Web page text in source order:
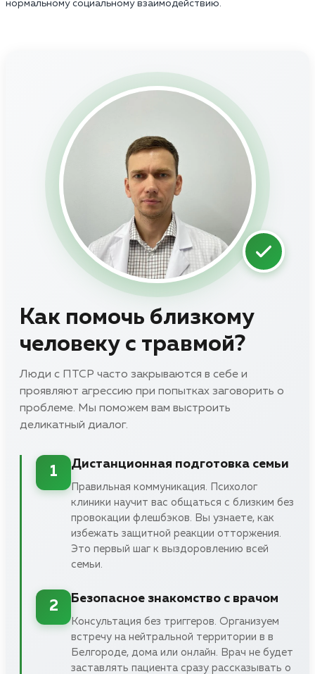
нормальному социальному взаимодействию.
Как помочь близкому
человеку с травмой?
Люди с ПТСР часто закрываются в себе и
проявляют агрессию при попытках заговорить о
проблеме. Мы поможем вам выстроить
деликатный диалог.
1
Дистанционная подготовка семьи
Правильная коммуникация. Психолог
клиники научит вас общаться с близким без
провокации флешбэков. Вы узнаете, как
избежать защитной реакции отторжения.
Это первый шаг к выздоровлению всей
семьи.
2
Безопасное знакомство с врачом
Консультация без триггеров. Организуем
встречу на нейтральной территории в в
Белгороде, дома или онлайн. Врач не будет
заставлять пациента сразу рассказывать о